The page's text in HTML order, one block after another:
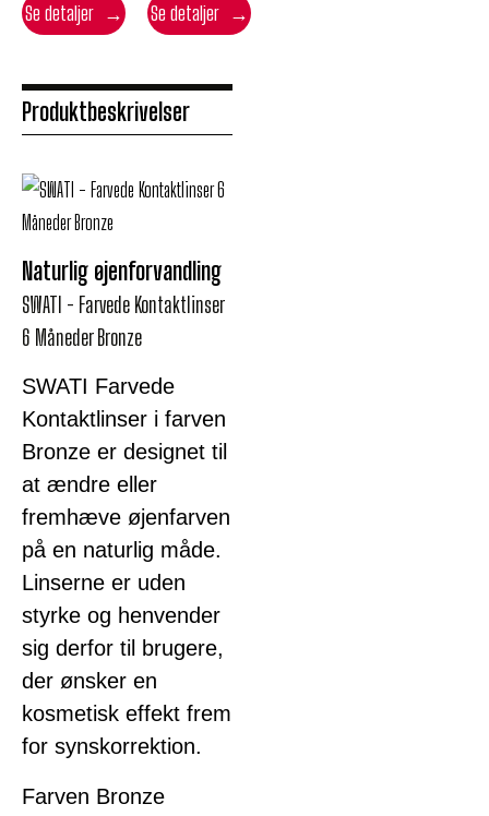
Se detaljer
Se detaljer
Produktbeskrivelser
Naturlig øjenforvandling
SWATI - Farvede Kontaktlinser
6 Måneder Bronze
SWATI Farvede
Kontaktlinser i farven
Bronze er designet til
at ændre eller
fremhæve øjenfarven
på en naturlig måde.
Linserne er uden
styrke og henvender
sig derfor til brugere,
der ønsker en
kosmetisk effekt frem
for synskorrektion.
Farven Bronze